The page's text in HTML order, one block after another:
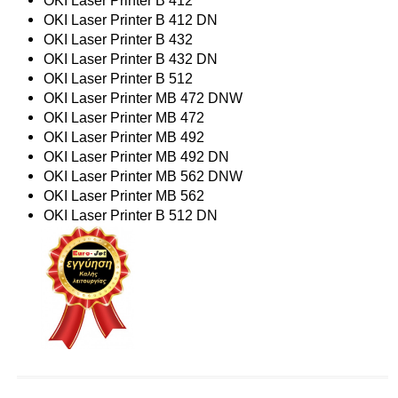
OKI Laser Printer B 412 DN
OKI Laser Printer B 432
OKI Laser Printer B 432 DN
OKI Laser Printer B 512
OKI Laser Printer MB 472 DNW
OKI Laser Printer MB 472
OKI Laser Printer MB 492
OKI Laser Printer MB 492 DN
OKI Laser Printer MB 562 DNW
OKI Laser Printer MB 562
OKI Laser Printer B 512 DN